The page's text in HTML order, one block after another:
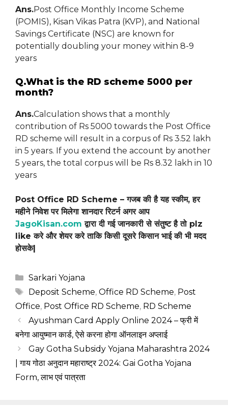
Ans.Post Office Monthly Income Scheme
(POMIS), Kisan Vikas Patra (KVP), and National
Savings Certificate (NSC) are known for
potentially doubling your money within 8-9
years
Q.What is the RD scheme 5000 per
month?
Ans.Calculation shows that a monthly
contribution of Rs 5000 towards the Post Office
RD scheme will result in a corpus of Rs 3.52 lakh
in 5 years. If you extend the account by another
5 years, the total corpus will be Rs 8.32 lakh in 10
years
Post Office RD Scheme – गजब की है यह स्कीम, हर
महीने निवेश पर मिलेगा शानदार रिटर्न अगर आप
JagoKisan.com द्वारा दी गई जानकारी से संतुष्ट है तो plz
like करे और शेयर करे ताकि किसी दूसरे किसान भाई की भी मदद
होसके|
Categories
Sarkari Yojana
Tags
Deposit Scheme, Office RD Scheme, Post
Office, Post Office RD Scheme, RD Scheme
Ayushman Card Apply Online 2024 – फ्री में
बनेगा आयुष्मान कार्ड, ऐसे करना होगा ऑनलाइन अप्लाई
Gay Gotha Subsidy Yojana Maharashtra 2024
| गाय गोठा अनुदान महाराष्ट्र 2024: Gai Gotha Yojana
Form, लाभ एवं पात्रता